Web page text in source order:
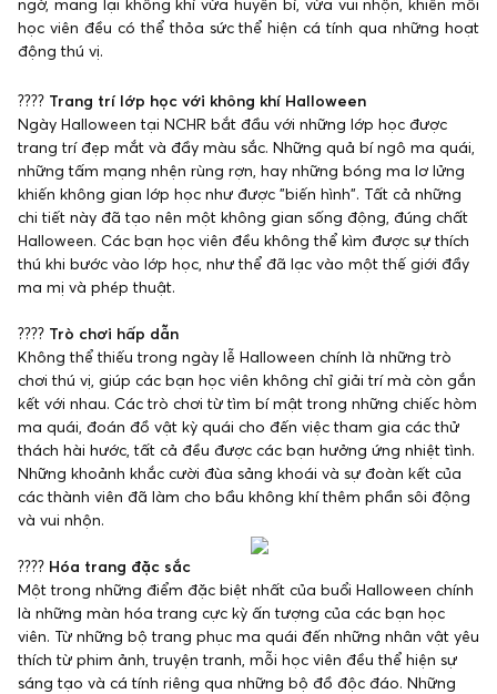
ngờ, mang lại không khí vừa huyền bí, vừa vui nhộn, khiến mỗi
học viên đều có thể thỏa sức thể hiện cá tính qua những hoạt
động thú vị.
???? Trang trí lớp học với không khí Halloween
Ngày Halloween tại NCHR bắt đầu với những lớp học được
trang trí đẹp mắt và đầy màu sắc. Những quả bí ngô ma quái,
những tấm mạng nhện rùng rợn, hay những bóng ma lơ lửng
khiến không gian lớp học như được "biến hình". Tất cả những
chi tiết này đã tạo nên một không gian sống động, đúng chất
Halloween. Các bạn học viên đều không thể kìm được sự thích
thú khi bước vào lớp học, như thể đã lạc vào một thế giới đầy
ma mị và phép thuật.
???? Trò chơi hấp dẫn
Không thể thiếu trong ngày lễ Halloween chính là những trò
chơi thú vị, giúp các bạn học viên không chỉ giải trí mà còn gắn
kết với nhau. Các trò chơi từ tìm bí mật trong những chiếc hòm
ma quái, đoán đồ vật kỳ quái cho đến việc tham gia các thử
thách hài hước, tất cả đều được các bạn hưởng ứng nhiệt tình.
Những khoảnh khắc cười đùa sảng khoái và sự đoàn kết của
các thành viên đã làm cho bầu không khí thêm phần sôi động
và vui nhộn.
???? Hóa trang đặc sắc
Một trong những điểm đặc biệt nhất của buổi Halloween chính
là những màn hóa trang cực kỳ ấn tượng của các bạn học
viên. Từ những bộ trang phục ma quái đến những nhân vật yêu
thích từ phim ảnh, truyện tranh, mỗi học viên đều thể hiện sự
sáng tạo và cá tính riêng qua những bộ đồ độc đáo. Những